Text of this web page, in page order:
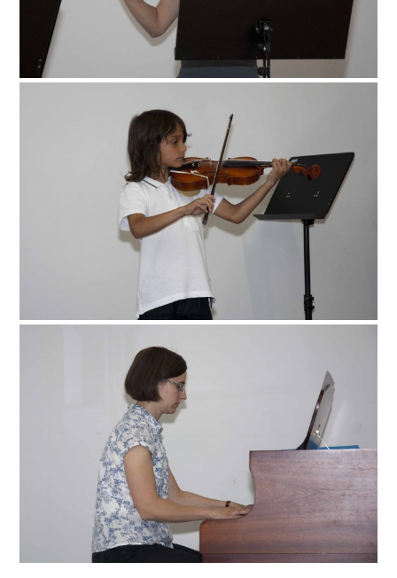
12. Sept. – Strings meet Harp
Am Samstag, den 12. September, lädt das „Junge
Kammerorchester Tauber-Franken“, im Rahmen des
Lauffener Kulturprogramms „Bühne frei…“, zu einem
festlichen Konzertabend in die Stadthalle Lauffen am
Ensemble sein 10-jähriges Bestehen – mit einem Programm,
das die weichen Melodien der Streicher und den einzigartigen
Klang der Harfe zu einem außergewöhnlichem Musikerlebnis
verbindet. Als Solistin ist die junge Harfenistin Charlotte
Bommas (Neckarwestheim) zu erleben, die ihr Können bereits
vor einem internationalen Publikum darbieten konnte. Mit
technischer Brillanz und großem musikalischen Feingefühl
verleiht sie dem Programm eine faszinierende Leichtigkeit.
Gemeinsam mit dem JKO interpretiert sie unter anderem
Claude Debussys „Danse sacrée et danse profane“, ein
anspruchsvolles Werk, das mit seiner Vielfältigkeit der Solistin
einiges abverlangt, was Charlotte Bommas aber mit Bravour
meistert. Das Werk, speziell für die damals neu entwickelte
chromatische Harfe geschrieben, besteht aus zwei sich stark
voneinander abhebenden Teilen: Der Heilige Tanz (Danse
sacrée) fließt in einem ruhigen, fast meditativen und
Tanz (Danse profane) von seiner tänzerischen Bewegung, den
es durch die Verwendung impressionistischen Klangfarben
erhält und somit die Harfe in all ihrer Ausdruckskraft zeigt.
Überzeugen Sie sich selbst! Im weiteren Verlauf des Abends
spannt das junge Orchester einen weiten stilistischen Bogen –
von der Verspieltheit „Fanny Hensels“ in ihrem „Streichquartett
in Es-Dur über die emotionale Tiefe des „Adagietto“ von
Gustav Mahlers 5. Sinfonie hin zur „Serenade für Streicher, op.
2“ von Mieczysław Karłowicz ist dem Publikum alles geboten
und verspricht einen unvergesslichen Abend. Seit seiner
Gründung im Jahr 2016 steht das Junge Kammerorchester
Tauber-Franken für innovative Konzertideen, indem es in
jedem Jahr ein neues Soloinstrument in das
Konzertprogramm integriert. Mit „Strings meet Harp“ feiert
das Ensemble nicht nur ein erfolgreiches Jahrzehnt voller
Musik und Zusammenhalt innerhalb des Orchesters, sondern